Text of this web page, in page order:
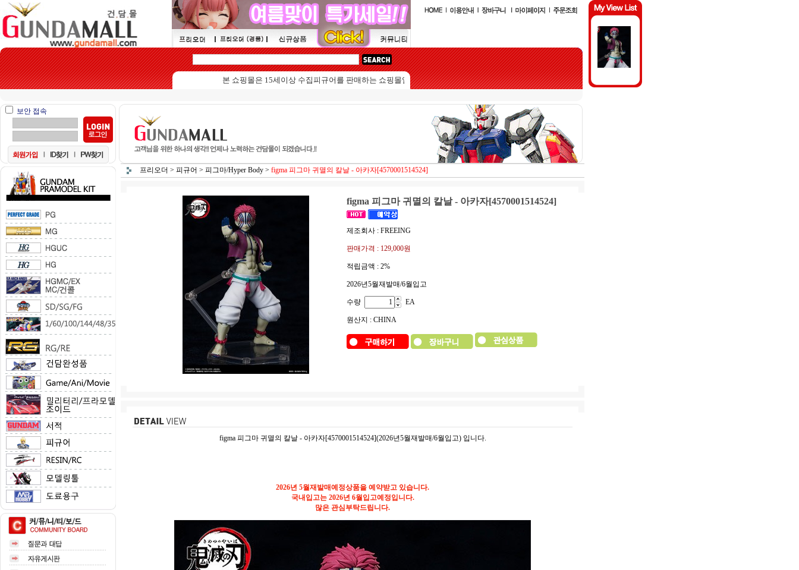
본 쇼핑몰은 15세이상 수집피규어를 판매하는 쇼핑몰입니다.
보안 접속
프리오더 > 피규어 > 피그마/Hyper Body > figma 피그마 귀멸의 칼날 - 아카자[4570001514524]
figma 피그마 귀멸의 칼날 - 아카자[4570001514524]
제조회사 : FREEING
판매가격 : 129,000원
적립금액 : 2%
2026년5월재발매/6월입고
수량 EA
원산지 : CHINA
figma 피그마 귀멸의 칼날 - 아카자[4570001514524](2026년5월재발매/6월입고) 입니다.
2026년 5월재발매예정상품을 예약받고 있습니다.
국내입고는 2026년 6월입고예정입니다.
많은 관심부탁드립니다.